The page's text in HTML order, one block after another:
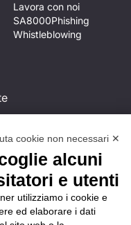
è
Lavora con noi
SA8000Phishing
Whistleblowing
cookie non necessari ✕
alcuni
e utenti
utilizziamo i cookie e
ed elaborare i dati